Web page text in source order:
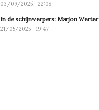
03/09/2025 - 22:08
In de schijnwerpers: Marjon Werter
21/05/2025 - 19:47